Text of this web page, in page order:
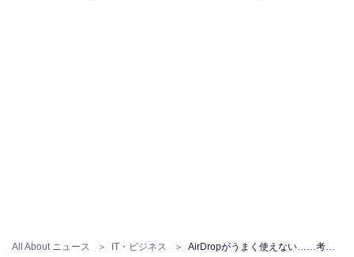
All About ニュース IT・ビジネス